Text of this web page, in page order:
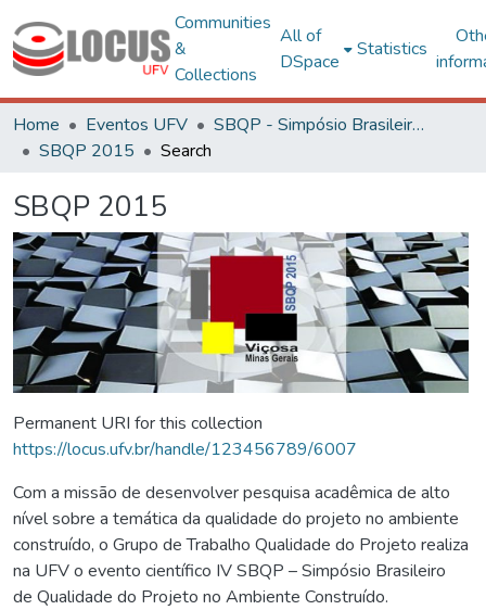
Communities
&
Collections
All of
DSpace
Statistics
Home Eventos UFV
SBQP - Simpósio Brasileiro de Qualidade do Projeto no Ambiente Construído
SBQP 2015
Search
SBQP 2015
Permanent URI for this collection
https://locus.ufv.br/handle/123456789/6007
Com a missão de desenvolver pesquisa acadêmica de alto
nível sobre a temática da qualidade do projeto no ambiente
construído, o Grupo de Trabalho Qualidade do Projeto realiza
na UFV o evento científico IV SBQP – Simpósio Brasileiro
de Qualidade do Projeto no Ambiente Construído.